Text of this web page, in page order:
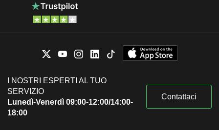
I NOSTRI ESPERTI AL TUO
SERVIZIO
Lunedì-Venerdì 09:00-12:00/14:00-
18:00
Contattaci